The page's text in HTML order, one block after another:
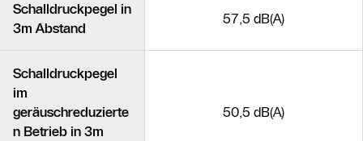
Schalldruckpegel in
3m Abstand
57,5 dB(A)
Schalldruckpegel
im
geräuschreduzierte
n Betrieb in 3m
50,5 dB(A)